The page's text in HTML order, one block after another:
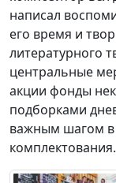
написал
его время и
литературного
центральные
акции фонды
подборками
важным шагом в
комплектования.